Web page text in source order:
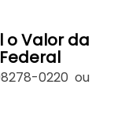
o Valor da
0220 ou